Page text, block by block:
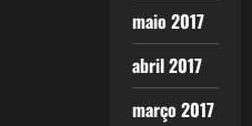
maio 2017
abril 2017
março 2017